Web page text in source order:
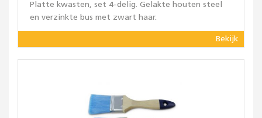
Platte kwasten, set 4-delig. Gelakte houten steel
en verzinkte bus met zwart haar.
Bekijk